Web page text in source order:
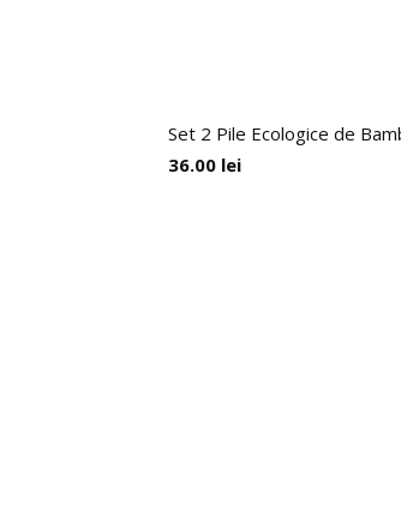
Set 2 Pile Ecologice de
36.00 lei